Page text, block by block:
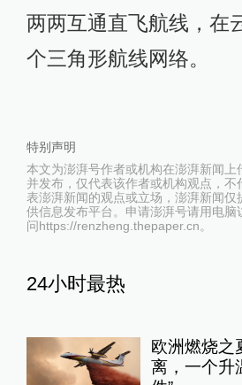
两两互通直飞航线，在
个三角形航线网络。
特别声明
本文为澎湃号作者或机构在澎湃新闻上
并发布，仅代表该作者或机构观点，不
表澎湃新闻的观点或立场，澎湃新闻仅
供信息发布平台。申请澎湃号请用电脑
问https://renzheng.thepaper.cn。
24小时最热
欧洲燃烧之
离，一个升